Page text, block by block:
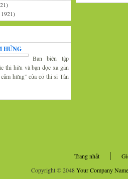
HỨNG
Ban biên tập
thi hữu và bạn đọc xa gần
hứng” của cố thi sĩ Tản
Trang nhất
Copyright © 2048Your Company Name